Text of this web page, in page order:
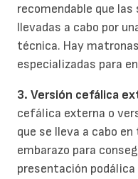
recomendable que
llevadas a cabo por
técnica. Hay
especializadas para
3. Versión cefálica
cefálica externa o
que se lleva a cabo
embarazo para
presentación